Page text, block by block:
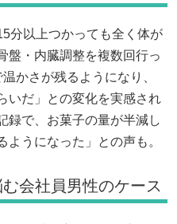
分以上つかっても全く体が
盤・内臓調整を複数回行っ
かさが残るようになり、
いだ」との変化を実感され
録で、お菓子の量が半減し
ようになった」との声も。
会社員男性のケース